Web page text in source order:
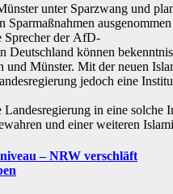
unter Sparzwang und
Sprecher der AfD-
können
Münster. Mit der neuen
jedoch eine
in eine
und einer weiteren
– NRW verschläft